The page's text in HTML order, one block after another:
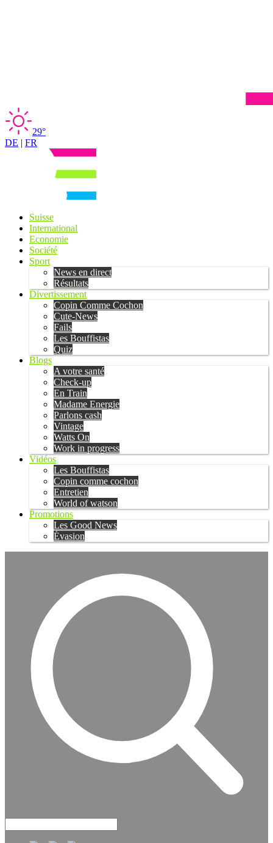
29°
DE | FR
Suisse
International
Economie
Société
Sport
News en direct
Résultats
Divertissement
Copin Comme Cochon
Cute-News
Fails
Les Bouffistas
Quiz
Blogs
A votre santé
Check-up
En Train
Madame Energie
Parlons cash
Vintage
Watts On
Work in progress
Vidéos
Les Bouffistas
Copin comme cochon
Entretien
World of watson
Promotions
Les Good News
Évasion